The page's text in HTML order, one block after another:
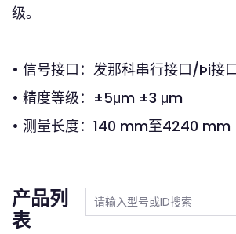
级。
• 信号接口：发那科串行接口/Þi接
• 精度等级：±5μm ±3 μm
• 测量长度：140 mm至4240 mm
产品列
表